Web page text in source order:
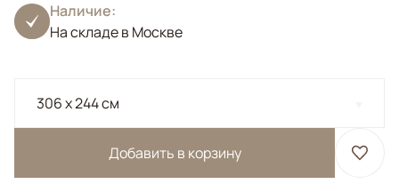
Наличие:
На складе в Москве
306 x 244 см
Добавить в корзину